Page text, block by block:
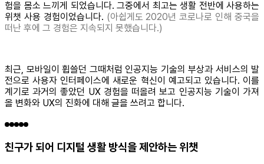
험을 몸소 느끼게 되었습니다. 그중에서 최고는 생활 전반에 사용하는
위챗 사용 경험이었습니다. (아쉽게도 2020년 코로나로 인해 중국을
떠난 후에 그 경험은 지속되지 못했습니다.)
최근, 모바일이 휩쓸던 그때처럼 인공지능 기술의 부상과 서비스의 발
전으로 사용자 인터페이스에 새로운 혁신이 예고되고 있습니다. 이를
계기로 과거의 좋았던 UX 경험을 떠올려 보고 인공지능 기술이 가져
올 변화와 UX의 진화에 대해 글을 쓰려고 합니다.
친구가 되어 디지털 생활 방식을 제안하는 위챗